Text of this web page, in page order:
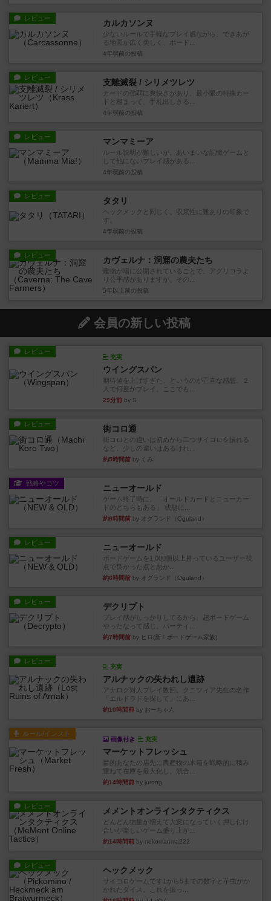
レビュー カルカソンヌ
少ないルールで手軽なプレイ感ながら、できあが
る地図が広く美しく、ボード...
4年弱前 の投稿
レビュー 支離滅裂 / シリメツレツ
カードの強弱に爽快さがあり、最小限の特殊カー
ドと相まって、手札出しきる...
4年弱前 の投稿
レビュー マンマミーア
ルール説明が難しいが、あいまいな記憶ゲームと
して他にないプレイ感がある...
4年弱前 の投稿
レビュー タタリ
ヘックメックと同じく、収束性に難ありの印象で
す。
4年弱前 の投稿
レビュー カヴェルナ：洞窟の農夫たち
建物が場に公開されていることで、アグリコラよ
り公平感がありますが、その...
5年以上前 の投稿
会員の新しい投稿
レビュー
充実
ウイングスパン
期待値を上げすぎた、というのが正直な感想。２
人で何度かプレイ。ここでも...
29分前 by S
レビュー 街コロ通
街コロとの違いは初めから二つサイコロを振れる
など、少しの違いはあるけれ...
約5時間前 by くみ
戦略やコツ ニューオールド
ゲーム終了時に、「オールドカードとニューカー
ドのどちらもある」 状態に...
約6時間前 by オグランド（Oguland）
レビュー ニューオールド
ボードゲームを1,000個以上持っているユーザー視
点で良かった点と悪か...
約6時間前 by オグランド（Oguland）
レビュー デクリプト
プレイ感がしっかりしてるから、超ボードゲーム
やったなって感じ。パーティ...
約7時間前 by ヒロ(新！ボードゲーム家族)
レビュー
充実
アルナックの失われし遺跡
アナログ対人プレイ数回。クニツィア先生の名作
「エルドラドを探して」にあ...
約10時間前 by おーちゃん
ルール/インスト
画像付き 充実
マーケットフレッシュ
目的あなたの店先に農産物の木箱を戦略的に積み
重ねて在庫を最大化し、競合...
約14時間前 by jurong
レビュー メメントオンラインタクティクス
どんどん物量が増えて大変になっていく押し付け
合いが楽しいゲーム盛り上が...
約14時間前 by nekomanma222
レビュー ヘックメック
サイコロゲームです1から5までの数字と芋虫がか
かれたダイス。これを振っ...